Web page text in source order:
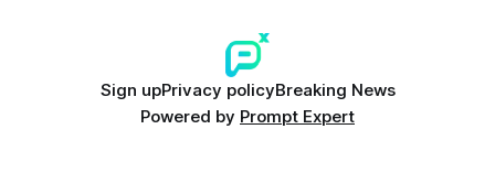
Sign upPrivacy policyBreaking News
Powered by Prompt Expert